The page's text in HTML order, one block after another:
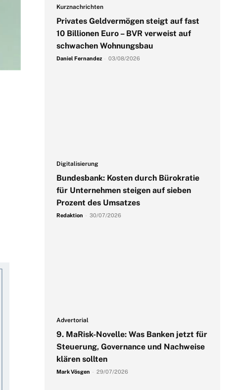
Kurznachrichten
Privates Geldvermögen steigt auf fast
10 Billionen Euro – BVR verweist auf
schwachen Wohnungsbau
Daniel Fernandez 03/08/2026
Digitalisierung
Bundesbank: Kosten durch Bürokratie
für Unternehmen steigen auf sieben
Prozent des Umsatzes
Redaktion 30/07/2026
Advertorial
9. MaRisk-Novelle: Was Banken jetzt für
Steuerung, Governance und Nachweise
klären sollten
Mark Vösgen 29/07/2026